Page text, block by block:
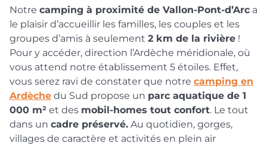
Notre camping à proximité de Vallon-Pont-d’Arc a
le plaisir d’accueillir les familles, les couples et les
groupes d’amis à seulement 2 km de la rivière !
Pour y accéder, direction l’Ardèche méridionale, où
vous attend notre établissement 5 étoiles. Effet,
vous serez ravi de constater que notre camping en
Ardèche du Sud propose un parc aquatique de 1
000 m² et des mobil-homes tout confort. Le tout
dans un cadre préservé. Au quotidien, gorges,
villages de caractère et activités en plein air